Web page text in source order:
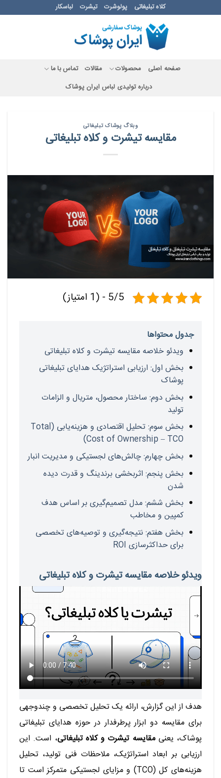
to
کلاه تبلیغاتی پولوشرت تیشرت لباسکار
صفحه اصلی محصولات مقالات
تماس با ما
درباره تولیدی لباس ایران پوشاک
وبلاگ پوشاک تبلیغاتی
مقایسه تیشرت و کلاه تبلیغاتی
5/5 - (1 امتیاز)
جدول محتواها
ویدئو خلاصه مقایسه تیشرت و کلاه تبلیغاتی
بخش اول: ارزیابی استراتژیک هدایای تبلیغاتی
پوشاک
بخش دوم: ساختار محصول، متریال و الزامات
تولید
بخش سوم: تحلیل اقتصادی و هزینه‌یابی (Total
Cost of Ownership – TCO)
بخش چهارم: چالش‌های لجستیکی و مدیریت انبار
بخش پنجم: اثربخشی برندینگ و قدرت دیده
شدن
بخش ششم: مدل تصمیم‌گیری بر اساس هدف
کمپین و مخاطب
بخش هفتم: نتیجه‌گیری و توصیه‌های تخصصی
برای حداکثرسازی ROI
ویدئو خلاصه مقایسه تیشرت و کلاه تبلیغاتی
هدف از این گزارش، ارائه یک تحلیل تخصصی و چندوجهی
برای مقایسه دو ابزار پرطرفدار در حوزه هدایای تبلیغاتی
پوشاک، یعنیمقایسه تیشرت و کلاه تبلیغاتی، است. این
ارزیابی بر ابعاد استراتژیک، ملاحظات فنی تولید، تحلیل
هزینه‌های کل (TCO) و مزایای لجستیکی متمرکز است تا